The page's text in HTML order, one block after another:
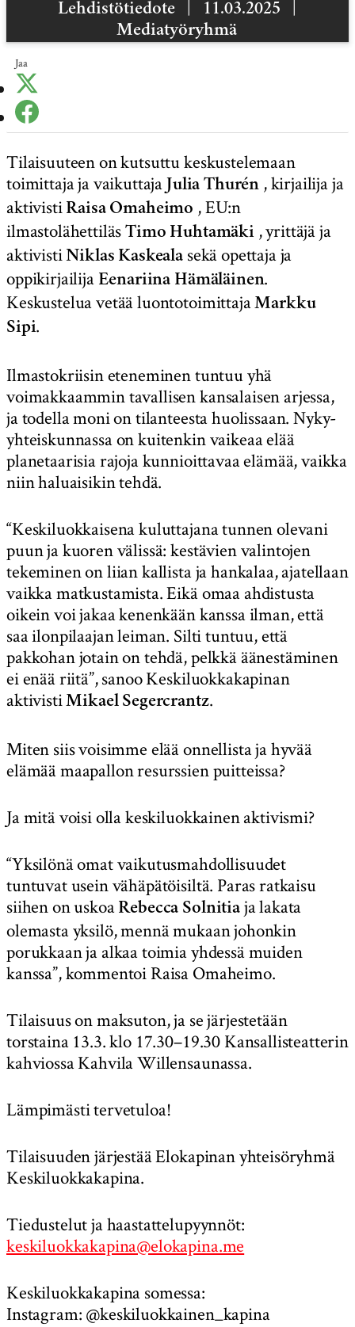
Lehdistötiedote 11.03.2025
Mediatyöryhmä
Jaa
Tilaisuuteen on kutsuttu keskustelemaan
toimittaja ja vaikuttaja Julia Thurén , kirjailija ja
aktivisti Raisa Omaheimo , EU:n
ilmastolähettiläsTimo Huhtamäki, yrittäjä ja
aktivistiNiklas Kaskeala sekä opettaja ja
oppikirjailija Eenariina Hämäläinen.
Keskustelua vetää luontotoimittajaMarkku
Sipi.
Ilmastokriisin eteneminen tuntuu yhä
voimakkaammin tavallisen kansalaisen arjessa,
ja todella moni on tilanteesta huolissaan. Nyky-
yhteiskunnassa on kuitenkin vaikeaa elää
planetaarisia rajoja kunnioittavaa elämää, vaikka
niin haluaisikin tehdä.
“Keskiluokkaisena kuluttajana tunnen olevani
puun ja kuoren välissä: kestävien valintojen
tekeminen on liian kallista ja hankalaa, ajatellaan
vaikka matkustamista. Eikä omaa ahdistusta
oikein voi jakaa kenenkään kanssa ilman, että
saa ilonpilaajan leiman. Silti tuntuu, että
pakkohan jotain on tehdä, pelkkä äänestäminen
ei enää riitä”, sanoo Keskiluokkakapinan
aktivistiMikael Segercrantz.
Miten siis voisimme elää onnellista ja hyvää
elämää maapallon resurssien puitteissa?
Ja mitä voisi olla keskiluokkainen aktivismi?
“Yksilönä omat vaikutusmahdollisuudet
tuntuvat usein vähäpätöisiltä. Paras ratkaisu
siihen on uskoa Rebecca Solnitiaja lakata
olemasta yksilö, mennä mukaan johonkin
porukkaan ja alkaa toimia yhdessä muiden
kanssa”, kommentoi Raisa Omaheimo.
Tilaisuus on maksuton, ja se järjestetään
torstaina 13.3. klo 17.30–19.30 Kansallisteatterin
kahviossa Kahvila Willensaunassa.
Lämpimästi tervetuloa!
Tilaisuuden järjestää Elokapinan yhteisöryhmä
Keskiluokkakapina.
Tiedustelut ja haastattelupyynnöt:
keskiluokkakapina@elokapina.me
Keskiluokkakapina somessa:
Instagram: @keskiluokkainen_kapina